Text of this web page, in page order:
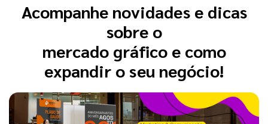
Acompanhe novidades e dicas
sobre o
mercado gráfico e como
expandir o seu negócio!